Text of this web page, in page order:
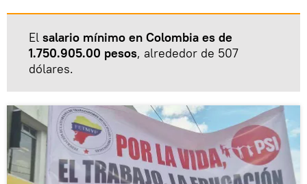
El salario mínimo en Colombia es de
1.750.905.00 pesos, alrededor de 507
dólares.